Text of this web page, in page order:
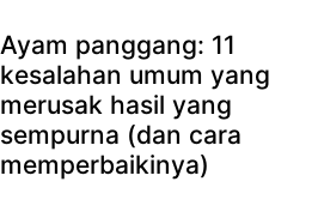
Ayam panggang: 11
kesalahan umum yang
merusak hasil yang
sempurna (dan cara
memperbaikinya)